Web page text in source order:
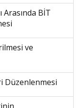
BİT
ve
Düzenlenmesi